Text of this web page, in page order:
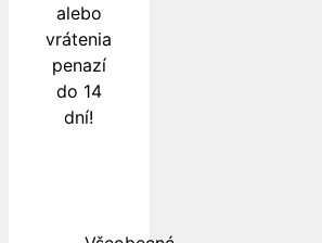
alebo
vrátenia
penazí
do 14
dní!